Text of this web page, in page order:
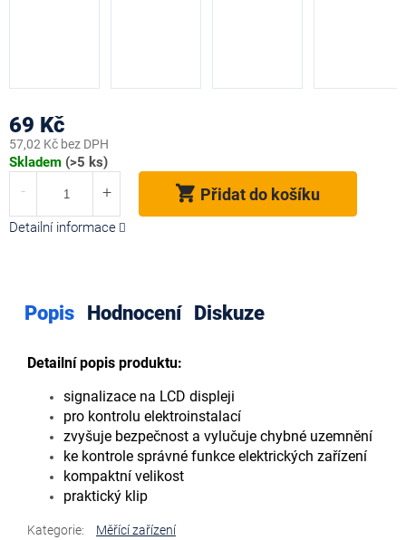
69 Kč
57,02 Kč bez DPH
Měrná
Skladem (>5 ks)
Přidat do košíku
Detailní informace
Popis Hodnocení Diskuze
Detailní popis produktu:
signalizace na LCD displeji
pro kontrolu elektroinstalací
zvyšuje bezpečnost a vylučuje chybné uzemnění
ke kontrole správné funkce elektrických zařízení
kompaktní velikost
praktický klip
Kategorie:
Měřící zařízení